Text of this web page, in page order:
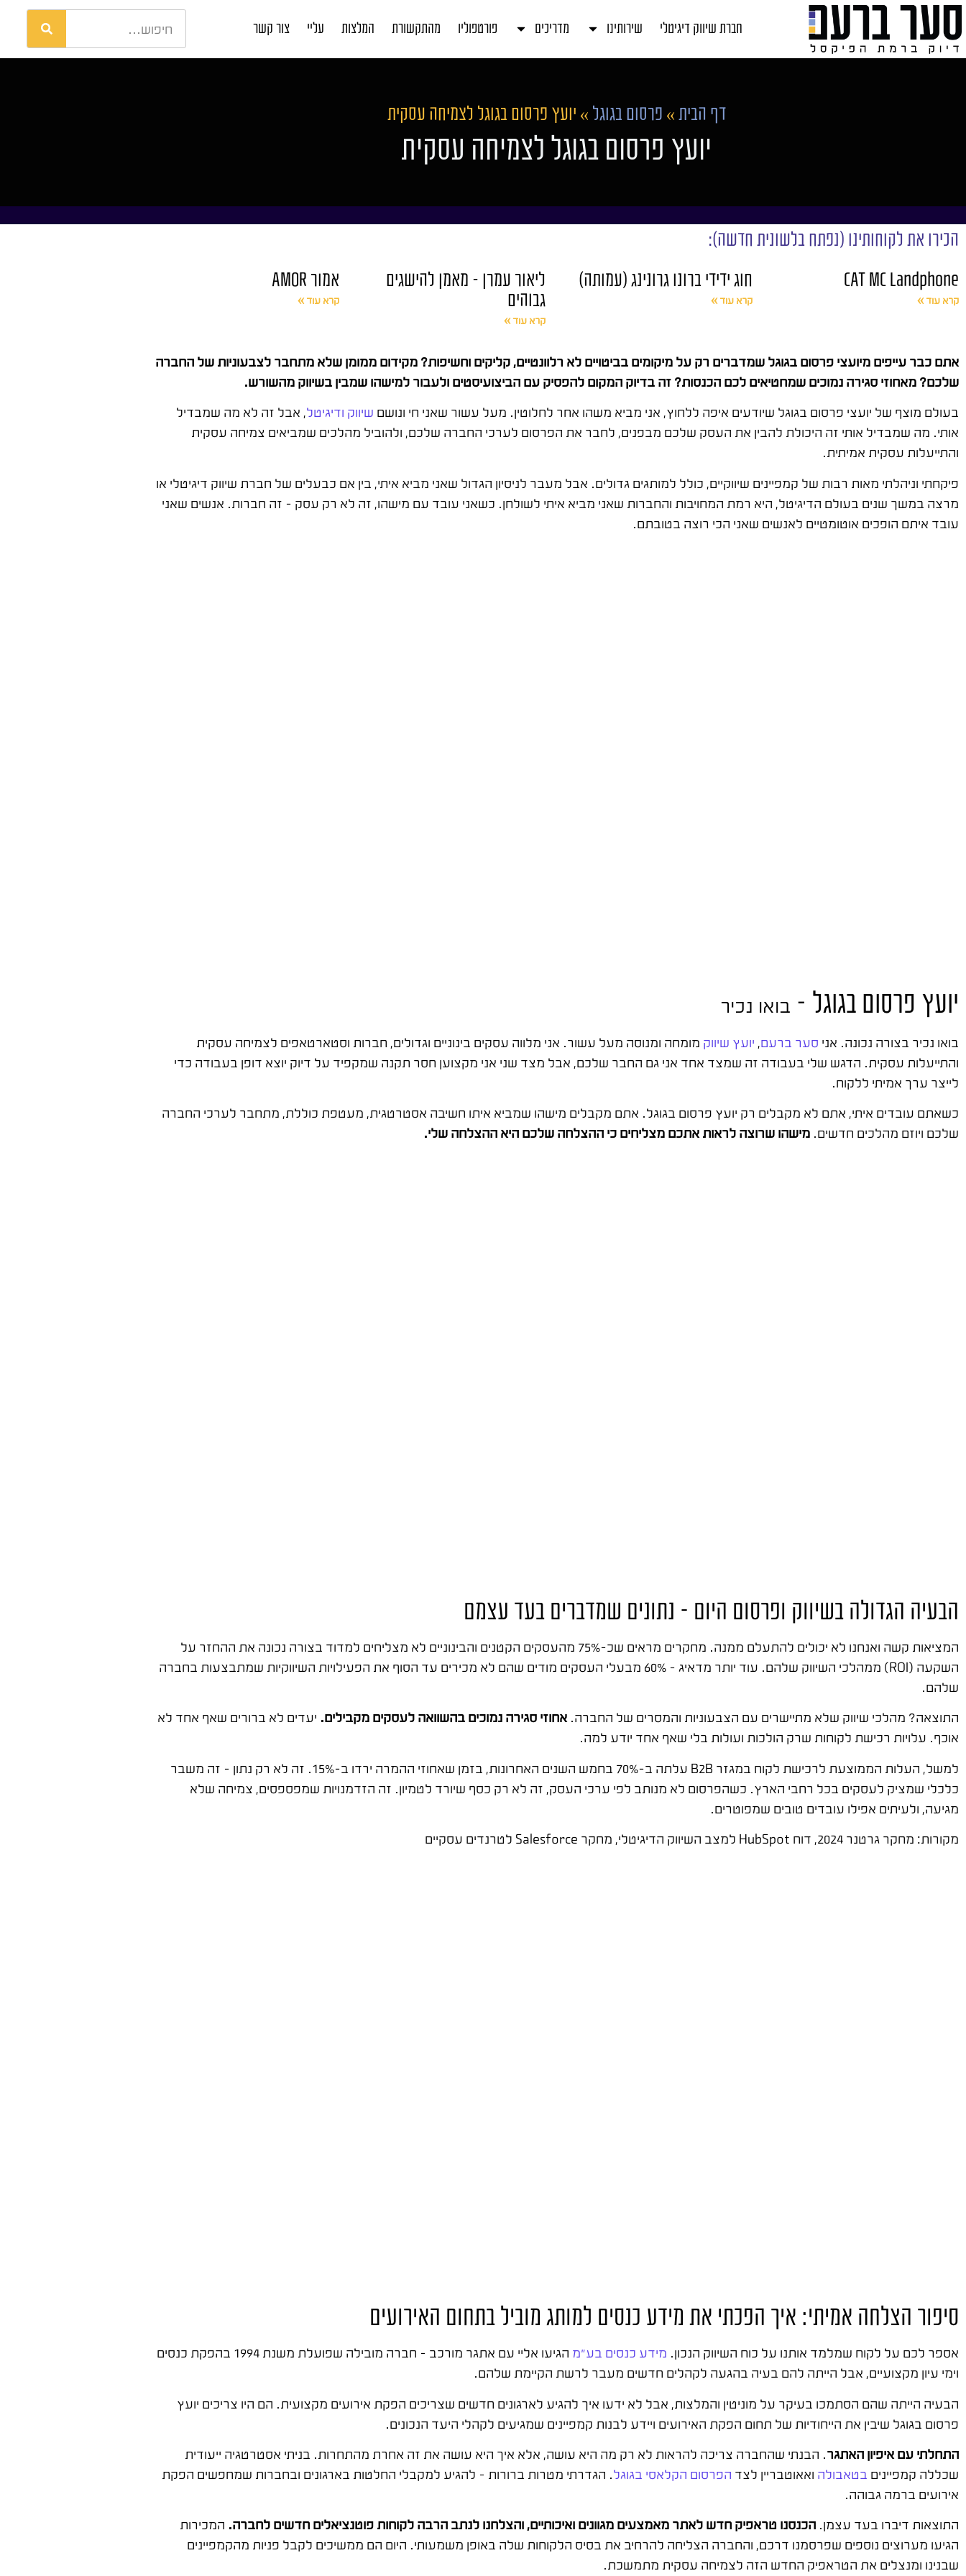
חברת שיווק דיגיטלי שירותינו מדריכים פורטפוליו מהתקשורת המלצות עליי צור קשר
דף הבית » פרסום בגוגל » יועץ פרסום בגוגל לצמיחה עסקית
יועץ פרסום בגוגל לצמיחה עסקית
הכירו את לקוחותינו (נפתח בלשונית חדשה):
CAT MC Landphone
קרא עוד »
חוג ידידי ברונו גרונינג (עמותה)
קרא עוד »
ליאור עמרן – מאמן להישגים
גבוהים
קרא עוד »
אמור AMOR
קרא עוד »
אתם כבר עייפים מיועצי פרסום בגוגל שמדברים רק על מיקומים בביטויים לא רלוונטיים, קליקים וחשיפות? מקידום ממומן שלא מתחבר לצבעוניות של החברה
שלכם? מאחוזי סגירה נמוכים שמחטיאים לכם הכנסות? זה בדיוק המקום להפסיק עם הביצועיסטים ולעבור למישהו שמבין בשיווק מהשורש.
בעולם מוצף של יועצי פרסום בגוגל שיודעים איפה ללחוץ, אני מביא משהו אחר לחלוטין. מעל עשור שאני חי ונושם שיווק ודיגיטל, אבל זה לא מה שמבדיל
אותי. מה שמבדיל אותי זה היכולת להבין את העסק שלכם מבפנים, לחבר את הפרסום לערכי החברה שלכם, ולהוביל מהלכים שמביאים צמיחה עסקית
והתייעלות עסקית אמיתית.
פיקחתי וניהלתי מאות רבות של קמפיינים שיווקיים, כולל למותגים גדולים. אבל מעבר לניסיון הגדול שאני מביא איתי, בין אם כבעלים של חברת שיווק דיגיטלי או
מרצה במשך שנים בעולם הדיגיטל, היא רמת המחויבות והחברות שאני מביא איתי לשולחן. כשאני עובד עם מישהו, זה לא רק עסק – זה חברות. אנשים שאני
עובד איתם הופכים אוטומטיים לאנשים שאני הכי רוצה בטובתם.
יועץ פרסום בגוגל – בואו נכיר
בואו נכיר בצורה נכונה. אני סער ברעם, יועץ שיווק מומחה ומנוסה מעל עשור. אני מלווה עסקים בינוניים וגדולים, חברות וסטארטאפים לצמיחה עסקית
והתייעלות עסקית. הדגש שלי בעבודה זה שמצד אחד אני גם החבר שלכם, אבל מצד שני אני מקצוען חסר תקנה שמקפיד על דיוק יוצא דופן בעבודה כדי
לייצר ערך אמיתי ללקוח.
כשאתם עובדים איתי, אתם לא מקבלים רק יועץ פרסום בגוגל. אתם מקבלים מישהו שמביא איתו חשיבה אסטרטגית, מעטפת כוללת, מתחבר לערכי החברה
שלכם ויוזם מהלכים חדשים. מישהו שרוצה לראות אתכם מצליחים כי ההצלחה שלכם היא ההצלחה שלי.
הבעיה הגדולה בשיווק ופרסום היום – נתונים שמדברים בעד עצמם
המציאות קשה ואנחנו לא יכולים להתעלם ממנה. מחקרים מראים שכ-75% מהעסקים הקטנים והבינוניים לא מצליחים למדוד בצורה נכונה את ההחזר על
השקעה (ROI) ממהלכי השיווק שלהם. עוד יותר מדאיג – 60% מבעלי העסקים מודים שהם לא מכירים עד הסוף את הפעילויות השיווקיות שמתבצעות בחברה
שלהם.
התוצאה? מהלכי שיווק שלא מתיישרים עם הצבעוניות והמסרים של החברה.אחוזי סגירה נמוכים בהשוואה לעסקים מקבילים. יעדים לא ברורים שאף אחד לא
אוכף. עלויות רכישת לקוחות שרק הולכות ועולות בלי שאף אחד יודע למה.
למשל, העלות הממוצעת לרכישת לקוח במגזר B2B עלתה ב-70% בחמש השנים האחרונות, בזמן שאחוזי ההמרה ירדו ב-15%. זה לא רק נתון – זה משבר
כלכלי שמציק לעסקים בכל רחבי הארץ. כשהפרסום לא מנותב לפי ערכי העסק, זה לא רק כסף שיורד לטמיון. זה הזדמנויות שמפספסים, צמיחה שלא
מגיעה, ולעיתים אפילו עובדים טובים שמפוטרים.
מקורות: מחקר גרטנר 2024, דוח HubSpot למצב השיווק הדיגיטלי, מחקר Salesforce לטרנדים עסקיים
סיפור הצלחה אמיתי: איך הפכתי את מידע כנסים למותג מוביל בתחום האירועים
אספר לכם על לקוח שמלמד אותנו על כוח השיווק הנכון. מידע כנסים בע"מ
הגיעו אליי עם אתגר מורכב – חברה מובילה שפועלת משנת 1994 בהפקת כנסים
וימי עיון מקצועיים, אבל הייתה להם בעיה בהגעה לקהלים חדשים מעבר לרשת הקיימת שלהם.
הבעיה הייתה שהם הסתמכו בעיקר על מוניטין והמלצות, אבל לא ידעו איך להגיע לארגונים חדשים שצריכים הפקת אירועים מקצועית. הם היו צריכים יועץ
פרסום בגוגל שיבין את הייחודיות של תחום הפקת האירועים ויידע לבנות קמפיינים שמגיעים לקהלי היעד הנכונים.
התחלתי עם איפיון האתגר. הבנתי שהחברה צריכה להראות לא רק מה היא עושה, אלא איך היא עושה את זה אחרת מהתחרות. בניתי אסטרטגיה ייעודית
שכללה קמפיינים בטאבולה ואאוטבריין לצד הפרסום הקלאסי בגוגל. הגדרתי מטרות ברורות – להגיע למקבלי החלטות בארגונים ובחברות שמחפשים הפקת
אירועים ברמה גבוהה.
התוצאות דיברו בעד עצמן. הכנסנו טראפיק חדש לאתר מאמצעים מגוונים ואיכותיים, והצלחנו לנתב הרבה לקוחות פוטנציאלים חדשים לחברה. המכירות
הגיעו מערוצים נוספים שפרסמנו דרכם, והחברה הצליחה להרחיב את בסיס הלקוחות שלה באופן משמעותי. היום הם ממשיכים לקבל פניות מהקמפיינים
שבנינו ומנצלים את הטראפיק החדש הזה לצמיחה עסקית מתמשכת.